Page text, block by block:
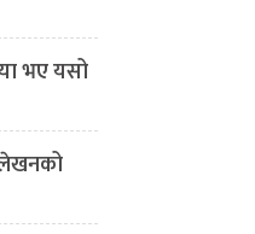
भए यसो
लेखनको